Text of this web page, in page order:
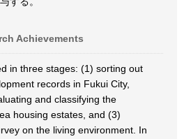
Achievements
in three stages: (1) sorting out
records in Fukui City,
and classifying the
housing estates, and (3)
on the living environment. In